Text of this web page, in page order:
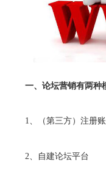
一、论坛营销有两种
1、（第三方）注册
2、自建论坛平台